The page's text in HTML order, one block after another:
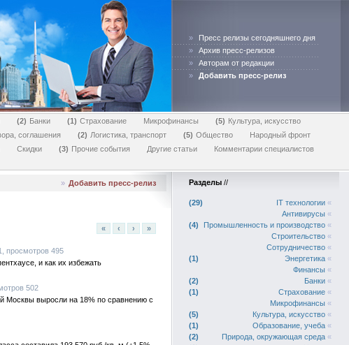
»
Пресс релизы сегодняшнего дня
»
Архив пресс-релизов
»
Авторам от редакции
»
Добавить пресс-релиз
2 Банки 1 Страхование Микрофинансы 5
Культура, искусство
соглашения 2 Логистика, транспорт 5 Общество
Народный фронт
Скидки 3 Прочие события Другие статьи
Комментарии специалистов
» Добавить пресс-релиз
« ‹ › »
просмотров 495
и как их избежать
502
Москвы выросли на 18% по сравнению с
Разделы //
29 IT технологии «
Антивирусы «
4
Промышленность и производство «
Строительство «
Сотрудничество «
1
Энергетика «
Финансы «
2
Банки «
1
Страхование «
Микрофинансы «
5
Культура, искусство «
1
Образование, учеба «
2
Природа, окружающая среда «